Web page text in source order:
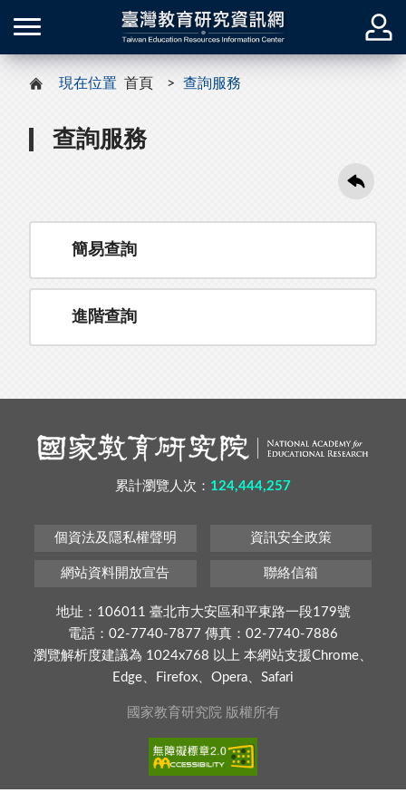
現在位置 首頁 查詢服務
查詢服務
簡易查詢
進階查詢
累計瀏覽人次： 124,444,257
個資法及隱私權聲明 資訊安全政策
網站資料開放宣告 聯絡信箱
地址：106011 臺北市大安區和平東路一段179號
電話：02-7740-7877 傳真：02-7740-7886
瀏覽解析度建議為 1024x768 以上 本網站支援Chrome、
Edge、Firefox、Opera、Safari
國家教育研究院 版權所有